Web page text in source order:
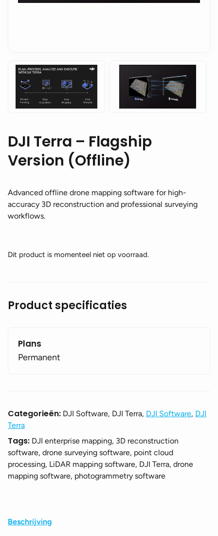
DJI Terra – Flagship
Version (Offline)
Advanced offline drone mapping software for high-
accuracy 3D reconstruction and professional surveying
workflows.
Dit product is momenteel niet op voorraad.
Product specificaties
Plans
Permanent
Categorieën: DJI Software, DJI Terra, DJI Software, DJI
Terra
Tags: DJI enterprise mapping, 3D reconstruction
software, drone surveying software, point cloud
processing, LiDAR mapping software, DJI Terra, drone
mapping software, photogrammetry software
Beschrijving